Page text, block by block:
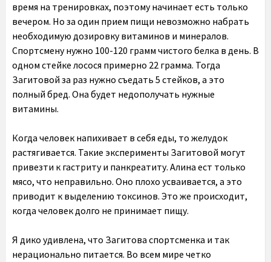
время на тренировках, поэтому начинает есть только
вечером. Но за один прием пищи невозможно набрать
необходимую дозировку витаминов и минералов.
Спортсмену нужно 100-120 грамм чистого белка в день. В
одном стейке лосося примерно 22 грамма. Тогда
Загитовой за раз нужно съедать 5 стейков, а это
полный бред. Она будет недополучать нужные
витамины.
Когда человек напихивает в себя еды, то желудок
растягивается. Такие эксперименты Загитовой могут
привезти к гастриту и панкреатиту. Алина ест только
мясо, что неправильно. Оно плохо усваивается, а это
приводит к выделению токсинов. Это же происходит,
когда человек долго не принимает пищу.
Я дико удивлена, что Загитова спортсменка и так
нерационально питается. Во всем мире четко